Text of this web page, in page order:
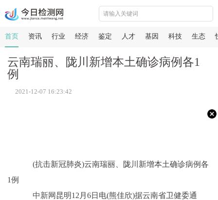
首页 资讯 行业 经济 鉴定 人才 基因 科技 生态
云南瑞丽、陇川新增本土确诊病例各1
例
2021-12-07 16:23:42
(抗击新冠肺炎)云南瑞丽、陇川新增本土确诊病例各
1例
中新网 昆明12月6日电(熊佳欣)据云南省卫健委通